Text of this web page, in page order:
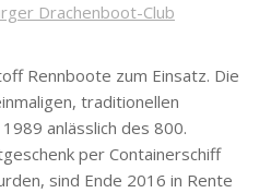
Drachenboot-Club
Rennboote zum Einsatz. Die
traditionellen
anlässlich des 800.
per Containerschiff
sind Ende 2016 in Rente